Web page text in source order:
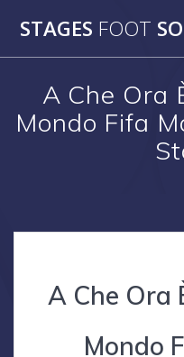
STAGES FOOT
A Che Ora
Mondo Fifa
A Che Ora
Mondo